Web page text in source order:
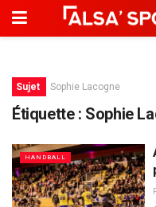
Sujet Sophie Lacogne
Étiquette : Sophie
HANDBALL